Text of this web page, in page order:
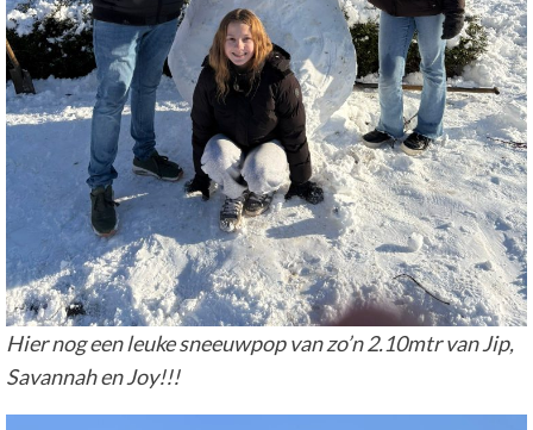
Hier nog een leuke sneeuwpop van zo’n 2.10mtr van Jip,
Savannah en Joy!!!